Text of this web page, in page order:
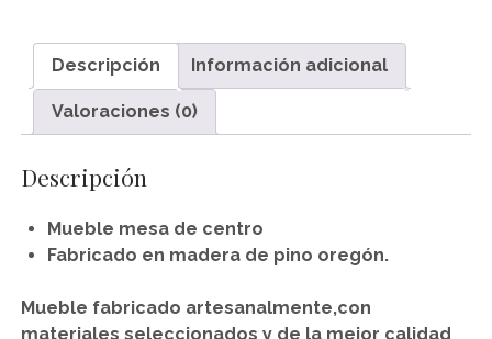
Descripción Información adicional
Valoraciones (0)
Descripción
Mueble mesa de centro
Fabricado en madera de pino oregón.
Mueble fabricado artesanalmente,con
materiales seleccionados y de la mejor calidad